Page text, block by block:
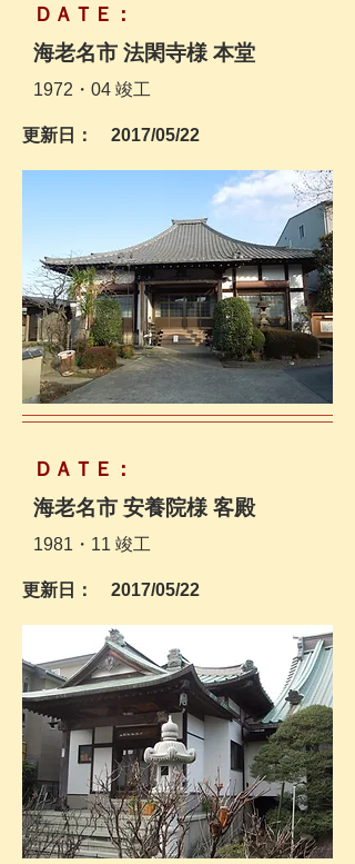
​ＤＡＴＥ：
海老名市 法閑寺様 本堂
​1972・04 竣工
更新日： 2017/05/22
​ＤＡＴＥ：
海老名市 安養院様 客殿
​1981・11 竣工
更新日： 2017/05/22